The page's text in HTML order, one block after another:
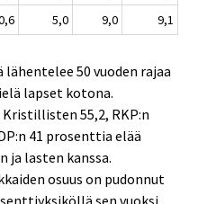
5,0 9,0 9,1
50 vuoden rajaa
lapset kotona.
55,2, RKP:n
41 prosenttia elää
ja lasten kanssa.
osuus on pudonnut